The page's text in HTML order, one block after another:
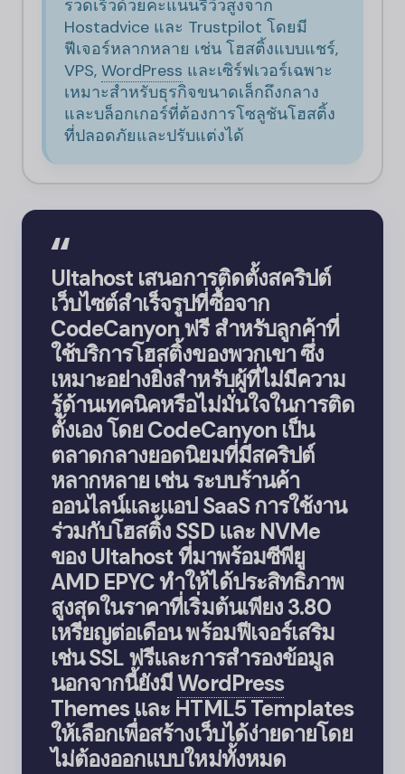
รวดเร็วด้วยคะแนนรีวิวสูงจาก
Hostadvice และ Trustpilot โดยมี
ฟีเจอร์หลากหลาย เช่น โฮสติ้งแบบแชร์,
VPS, WordPress และเซิร์ฟเวอร์เฉพาะ
เหมาะสำหรับธุรกิจขนาดเล็กถึงกลาง
และบล็อกเกอร์ที่ต้องการโซลูชันโฮสติ้ง
ที่ปลอดภัยและปรับแต่งได้
Ultahost เสนอการติดตั้งสคริปต์
เว็บไซต์สำเร็จรูปที่ซื้อจาก
CodeCanyon ฟรี สำหรับลูกค้าที่
ใช้บริการโฮสติ้งของพวกเขา ซึ่ง
เหมาะอย่างยิ่งสำหรับผู้ที่ไม่มีความ
รู้ด้านเทคนิคหรือไม่มั่นใจในการติด
ตั้งเอง โดย CodeCanyon เป็น
ตลาดกลางยอดนิยมที่มีสคริปต์
หลากหลาย เช่น ระบบร้านค้า
ออนไลน์และแอป SaaS การใช้งาน
ร่วมกับโฮสติ้ง SSD และ NVMe
ของ Ultahost ที่มาพร้อมซีพียู
AMD EPYC ทำให้ได้ประสิทธิภาพ
สูงสุดในราคาที่เริ่มต้นเพียง 3.80
เหรียญต่อเดือน พร้อมฟีเจอร์เสริม
เช่น SSL ฟรีและการสำรองข้อมูล
นอกจากนี้ยังมีWordPress
Themes และ HTML5 Templates
ให้เลือกเพื่อสร้างเว็บได้ง่ายดายโดย
ไม่ต้องออกแบบใหม่ทั้งหมด